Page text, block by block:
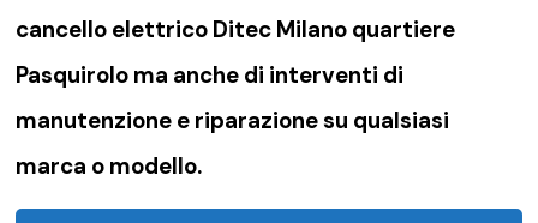
cancello elettrico Ditec Milano quartiere
Pasquirolo ma anche di interventi di
manutenzione e riparazione su qualsiasi
marca o modello.